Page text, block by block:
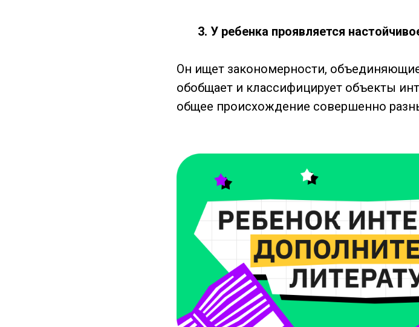
3. У ребенка проявляется
Он ищет закономерности,
обобщает и классифицирует объекты
общее происхождение совершенно